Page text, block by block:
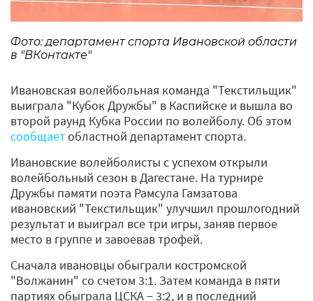
Фото: департамент спорта Ивановской области
в "ВКонтакте"
Ивановская волейбольная команда "Текстильщик"
выиграла "Кубок Дружбы" в Каспийске и вышла во
второй раунд Кубка России по волейболу. Об этом
сообщаетобластной департамент спорта.
Ивановские волейболисты с успехом открыли
волейбольный сезон в Дагестане. На турнире
Дружбы памяти поэта Рамсула Гамзатова
ивановский "Текстильщик" улучшил прошлогодний
результат и выиграл все три игры, заняв первое
место в группе и завоевав трофей.
Сначала ивановцы обыграли костромской
"Волжанин" со счетом 3:1. Затем команда в пяти
партиях обыграла ЦСКА − 3:2, и в последний